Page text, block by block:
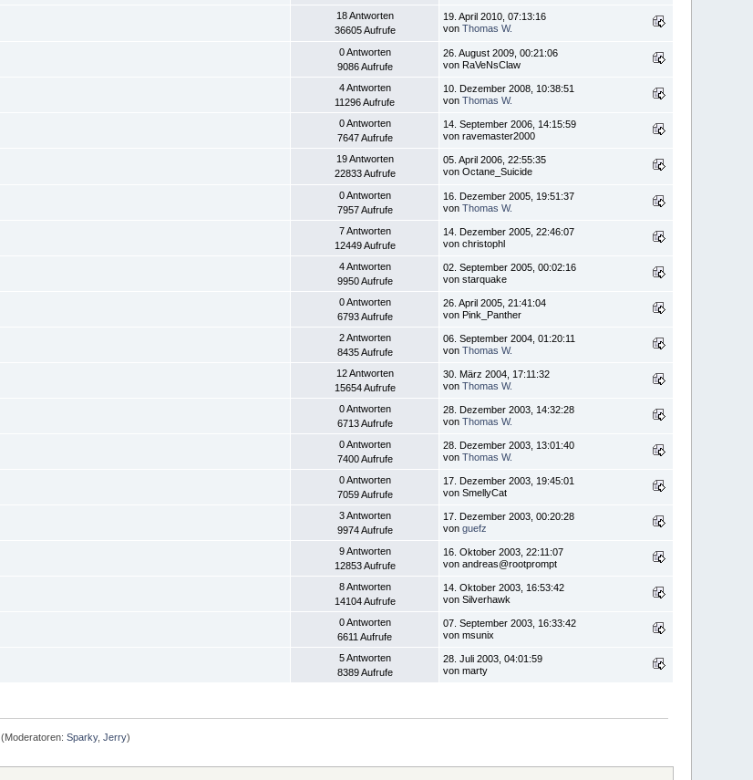
18 Antworten
36605 Aufrufe
19. April 2010, 07:13:16
vonThomas W.
0 Antworten
9086 Aufrufe
26. August 2009, 00:21:06
von RaVeNsClaw
4 Antworten
11296 Aufrufe
10. Dezember 2008, 10:38:51
vonThomas W.
0 Antworten
7647 Aufrufe
14. September 2006, 14:15:59
von ravemaster2000
19 Antworten
22833 Aufrufe
05. April 2006, 22:55:35
von Octane_Suicide
0 Antworten
7957 Aufrufe
16. Dezember 2005, 19:51:37
vonThomas W.
7 Antworten
12449 Aufrufe
14. Dezember 2005, 22:46:07
von christophl
4 Antworten
9950 Aufrufe
02. September 2005, 00:02:16
von starquake
0 Antworten
6793 Aufrufe
26. April 2005, 21:41:04
von Pink_Panther
2 Antworten
8435 Aufrufe
06. September 2004, 01:20:11
vonThomas W.
12 Antworten
15654 Aufrufe
30. März 2004, 17:11:32
vonThomas W.
0 Antworten
6713 Aufrufe
28. Dezember 2003, 14:32:28
vonThomas W.
0 Antworten
7400 Aufrufe
28. Dezember 2003, 13:01:40
vonThomas W.
0 Antworten
7059 Aufrufe
17. Dezember 2003, 19:45:01
von SmellyCat
3 Antworten
9974 Aufrufe
17. Dezember 2003, 00:20:28
vonguefz
9 Antworten
12853 Aufrufe
16. Oktober 2003, 22:11:07
von andreas@rootprompt
8 Antworten
14104 Aufrufe
14. Oktober 2003, 16:53:42
von Silverhawk
0 Antworten
6611 Aufrufe
07. September 2003, 16:33:42
von msunix
5 Antworten
8389 Aufrufe
28. Juli 2003, 04:01:59
von marty
(Moderatoren:Sparky,Jerry)